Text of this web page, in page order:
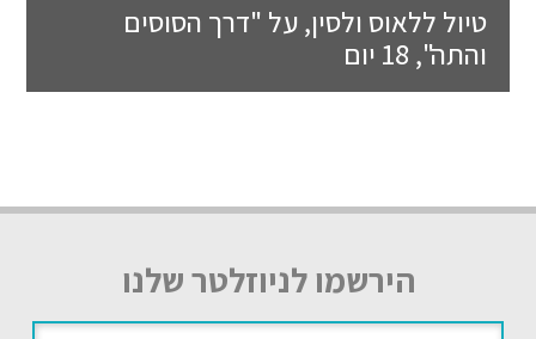
טיול ללאוס ולסין, על "דרך הסוסים
והתה", 18 יום
הירשמו לניוזלטר שלנו